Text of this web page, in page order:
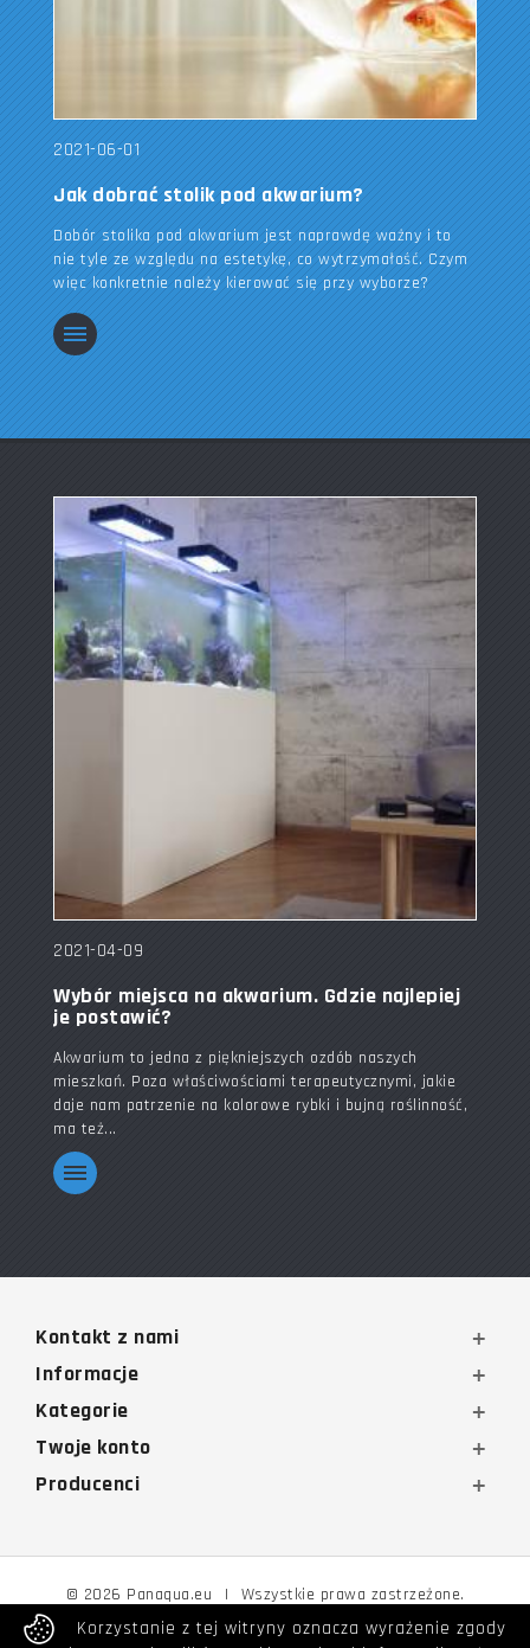
2021-06-01
Jak dobrać stolik pod akwarium?
Dobór stolika pod akwarium jest naprawdę ważny i to
nie tyle ze względu na estetykę, co wytrzymałość. Czym
więc konkretnie należy kierować się przy wyborze?
2021-04-09
Wybór miejsca na akwarium. Gdzie najlepiej
je postawić?
Akwarium to jedna z piękniejszych ozdób naszych
mieszkań. Poza właściwościami terapeutycznymi, jakie
daje nam patrzenie na kolorowe rybki i bujną roślinność,
ma też...
Kontakt z nami
Informacje
Kategorie
Twoje konto
Producenci
© 2026 Panaqua.eu | Wszystkie prawa zastrzeżone.
Korzystanie z tej witryny oznacza wyrażenie zgody